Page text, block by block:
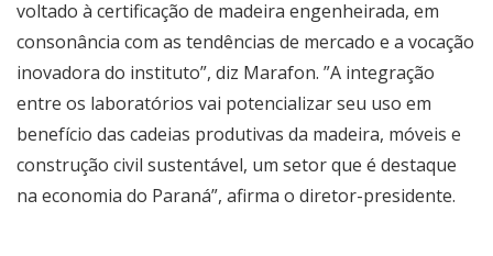
voltado à certificação de madeira engenheirada, em
consonância com as tendências de mercado e a vocação
inovadora do instituto”, diz Marafon. ”A integração
entre os laboratórios vai potencializar seu uso em
benefício das cadeias produtivas da madeira, móveis e
construção civil sustentável, um setor que é destaque
na economia do Paraná”, afirma o diretor-presidente.